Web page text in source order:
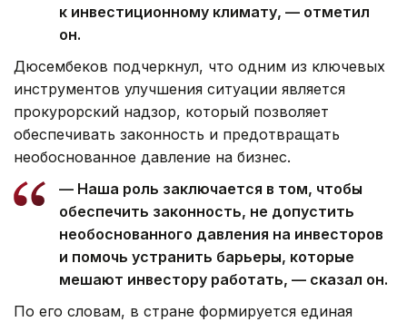
к инвестиционному климату, — отметил
он.
Дюсембеков подчеркнул, что одним из ключевых
инструментов улучшения ситуации является
прокурорский надзор, который позволяет
обеспечивать законность и предотвращать
необоснованное давление на бизнес.
— Наша роль заключается в том, чтобы
обеспечить законность, не допустить
необоснованного давления на инвесторов
и помочь устранить барьеры, которые
мешают инвестору работать, — сказал он.
По его словам, в стране формируется единая